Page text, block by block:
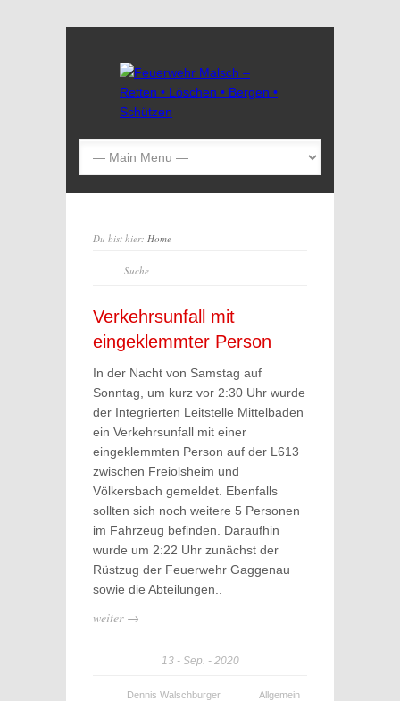
Du bist hier: Home
Verkehrsunfall mit
eingeklemmter Person
In der Nacht von Samstag auf
Sonntag, um kurz vor 2:30 Uhr wurde
der Integrierten Leitstelle Mittelbaden
ein Verkehrsunfall mit einer
eingeklemmten Person auf der L613
zwischen Freiolsheim und
Völkersbach gemeldet. Ebenfalls
sollten sich noch weitere 5 Personen
im Fahrzeug befinden. Daraufhin
wurde um 2:22 Uhr zunächst der
Rüstzug der Feuerwehr Gaggenau
sowie die Abteilungen..
weiter →
13 Sep. 2020
Dennis Walschburger
Allgemein